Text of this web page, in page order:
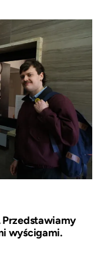
Przedstawiamy
wyścigami.